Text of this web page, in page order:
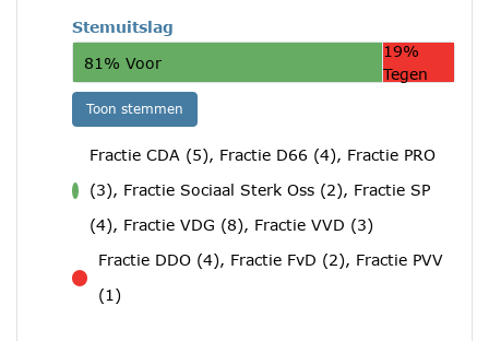
Stemuitslag
81% Voor
19%
Tegen
Toon stemmen
Fractie CDA (5), Fractie D66 (4), Fractie PRO
(3), Fractie Sociaal Sterk Oss (2), Fractie SP
(4), Fractie VDG (8), Fractie VVD (3)
tegen
Fractie DDO (4), Fractie FvD (2), Fractie PVV
(1)